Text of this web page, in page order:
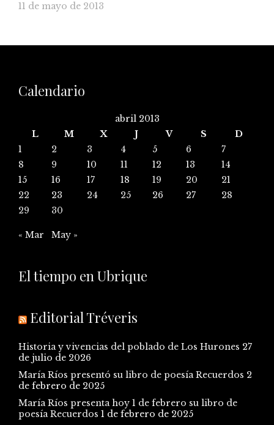
11 de mayo de 2013
Calendario
abril 2013
L
M X J V S
D
1
2 3 4 5 6
7
8
9 10 11 12 13
14
15
16 17 18 19 20
21
22
23 24 25 26 27
28
29
30
« Mar May »
El tiempo en Ubrique
Editorial Tréveris
Historia y vivencias del poblado de Los Hurones 27
de julio de 2026
María Ríos presentó su libro de poesía Recuerdos 2
de febrero de 2025
María Ríos presenta hoy 1 de febrero su libro de
poesía Recuerdos 1 de febrero de 2025